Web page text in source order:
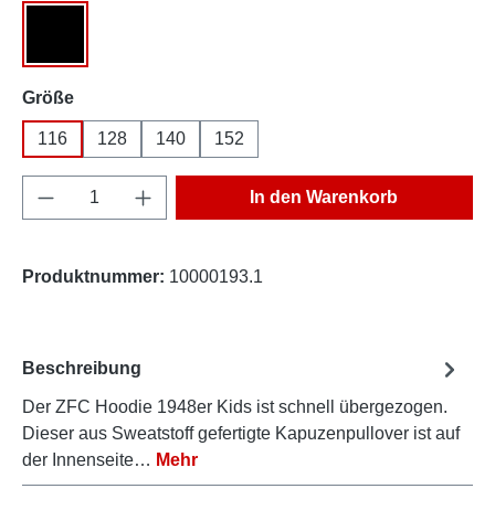
Größeauswählen
116 128 140 152
Produkt Anzahl: Gib den gewünschten
In den Warenkorb
Produktnummer: 10000193.1
Beschreibung
Der ZFC Hoodie 1948er Kids ist schnell übergezogen.
Dieser aus Sweatstoff gefertigte Kapuzenpullover ist auf
der Innenseite… Mehr